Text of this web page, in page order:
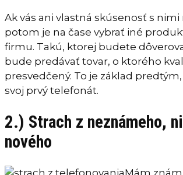
Ak vás ani vlastná skúsenosť s
potom je na čase vybrať iné
firmu. Takú, ktorej budete
bude predávať tovar, o ktorého
presvedčený. To je základ
svoj prvý telefonát.
2.) Strach z neznámeho,
nového